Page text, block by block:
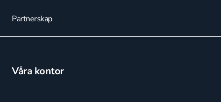
Partnerskap
Våra kontor